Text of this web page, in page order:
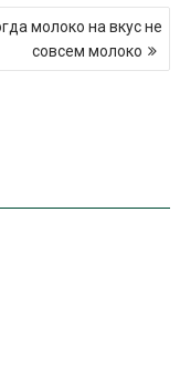
молоко на вкус не
совсем молоко